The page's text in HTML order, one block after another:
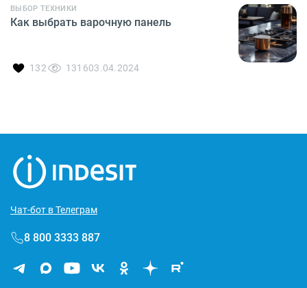
ВЫБОР ТЕХНИКИ
Как выбрать варочную панель
132 131603.04.2024
Чат-бот в Телеграм
8 800 3333 887